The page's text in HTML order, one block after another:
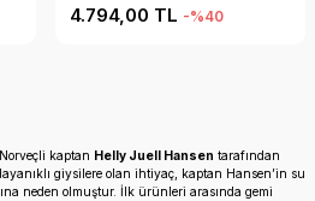
4.794,00 TL -%40
kaptan Helly Juell Hansen tarafından
giysilere olan ihtiyaç, kaptan Hansen’in su
neden olmuştur. İlk ürünleri arasında gemi